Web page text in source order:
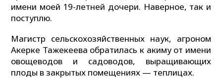
имени моей 19-летней дочери. Наверное, так и
поступлю.
Магистр сельскохозяйственных наук, агроном
Акерке Тажекеева обратилась к акиму от имени
овощеводов и садоводов, выращивающих
плоды в закрытых помещениях — теплицах.